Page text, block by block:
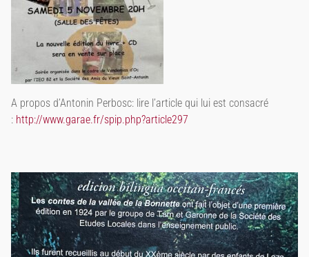
A propos d’Antonin Perbosc: lire l’article qui lui est consacré
: http://www.garae.fr/spip.php?article297